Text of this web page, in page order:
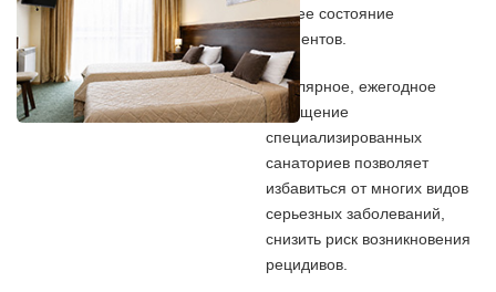
общее состояние
пациентов.
Регулярное, ежегодное
посещение
специализированных
санаториев позволяет
избавиться от многих видов
серьезных заболеваний,
снизить риск возникновения
рецидивов.